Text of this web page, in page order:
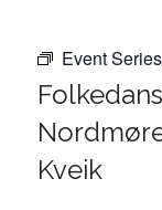
Event
Kveik